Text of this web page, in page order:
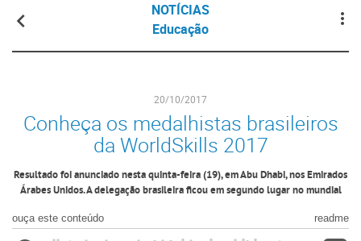
NOTÍCIAS
Educação
20/10/2017
Conheça os medalhistas brasileiros
da WorldSkills 2017
Resultado foi anunciado nesta quinta-feira (19), em Abu Dhabi, nos Emirados
Árabes Unidos. A delegação brasileira ficou em segundo lugar no mundial
ouça este conteúdo readme